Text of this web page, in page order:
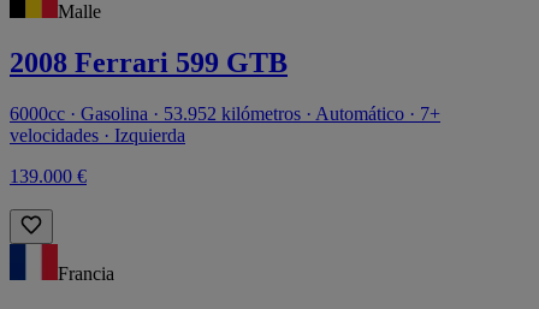
Malle
2008 Ferrari 599 GTB
6000cc · Gasolina · 53.952 kilómetros · Automático · 7+
velocidades · Izquierda
139.000 €
Francia